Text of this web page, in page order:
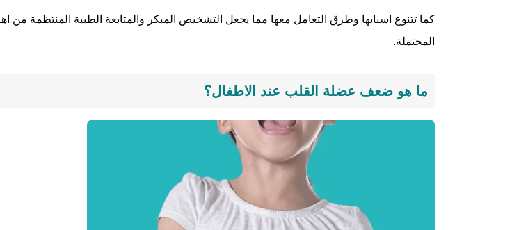
كما تتنوع اسبابها وطرق التعامل معها مما يجعل التشخيص المبكر والمتابعة الطبية المنتظمة
المحتملة.
ما هو ضعف عضلة القلب عند الاطفال؟